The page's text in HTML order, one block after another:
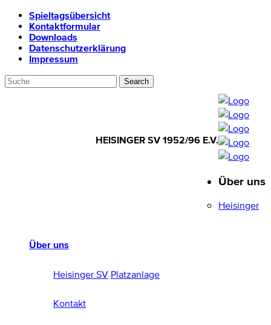
Spieltagsübersicht
Kontaktformular
Downloads
Datenschutzerklärung
Impressum
HEISINGER SV 1952/96 E.V.
1952/96 E.V.
Über uns
Heisinger SV Platzanlage
Kontakt
Über uns
Heisinger